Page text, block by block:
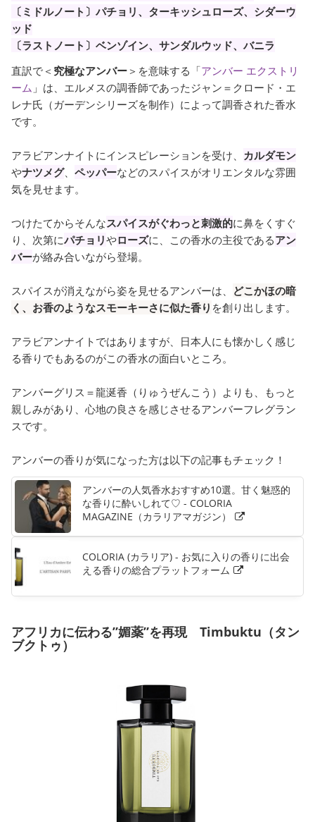
〔ミドルノート〕パチョリ、ターキッシュローズ、シダーウ
ッド
〔ラストノート〕ベンゾイン、サンダルウッド、バニラ
直訳で＜ 究極なアンバー＞を意味する「アンバー エクストリ
ーム 」は、エルメスの調香師であったジャン＝クロード・エ
レナ氏（ガーデンシリーズを制作）によって調香された香水
です。
アラビアンナイトにインスピレーションを受け、 カルダモン
やナツメグ、 ペッパーなどのスパイスがオリエンタルな雰囲
気を見せます。
つけたてからそんなスパイスがぐわっと刺激的に鼻をくすぐ
り、次第にパチョリやローズに、この香水の主役であるアン
バーが絡み合いながら登場。
スパイスが消えながら姿を見せるアンバーは、 どこかほの暗
く、お香のようなスモーキーさに似た香り を創り出します。
アラビアンナイトではありますが、日本人にも懐かしく感じ
る香りでもあるのがこの香水の面白いところ。
アンバーグリス＝龍涎香（りゅうぜんこう）よりも、もっと
親しみがあり、心地の良さを感じさせるアンバーフレグラン
スです。
アンバーの香りが気になった方は以下の記事もチェック！
アンバーの人気香水おすすめ10選。甘く魅惑的
な香りに酔いしれて♡ - COLORIA
MAGAZINE（カラリアマガジン）
COLORIA (カラリア) - お気に入りの香りに出会
える香りの総合プラットフォーム
アフリカに伝わる”媚薬”を再現 Timbuktu（タン
ブクトゥ）